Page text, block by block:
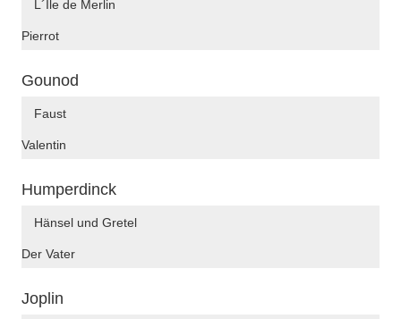
L´Île de Merlin
Pierrot
Gounod
Faust
Valentin
Humperdinck
Hänsel und Gretel
Der Vater
Joplin